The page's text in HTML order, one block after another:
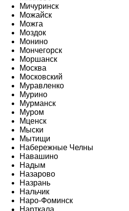
Мичуринск
Можайск
Можга
Моздок
Монино
Мончегорск
Моршанск
Москва
Московский
Муравленко
Мурино
Мурманск
Муром
Мценск
Мыски
Мытищи
Набережные Челны
Навашино
Надым
Назарово
Назрань
Нальчик
Наро-Фоминск
Нарткала